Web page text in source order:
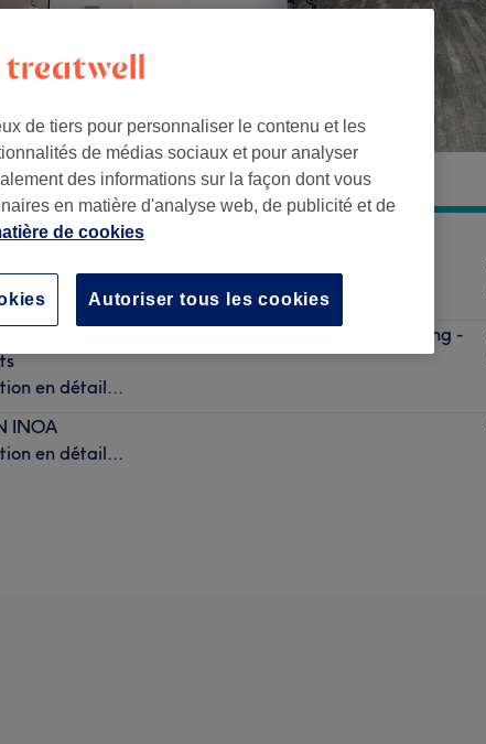
en détail...
INOA - Soin capillaire - Shampoing, Coupe & Brushing -
en détail...
INOA
en détail...
de tiers pour personnaliser le contenu et les
de médias sociaux et pour analyser
des informations sur la façon dont vous
en matière d'analyse web, de publicité et de
de cookies
Autoriser tous les cookies